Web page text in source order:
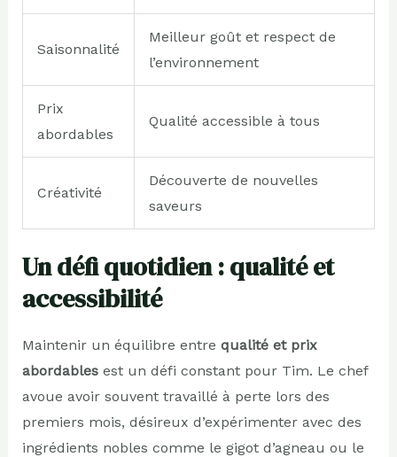
Saisonnalité
Meilleur goût et respect de
l’environnement
Prix
abordables
Qualité accessible à tous
Créativité
Découverte de nouvelles
saveurs
Un défi quotidien : qualité et
accessibilité
Maintenir un équilibre entre qualité et prix
abordablesest un défi constant pour Tim. Le chef
avoue avoir souvent travaillé à perte lors des
premiers mois, désireux d’expérimenter avec des
ingrédients nobles comme le gigot d’agneau ou le